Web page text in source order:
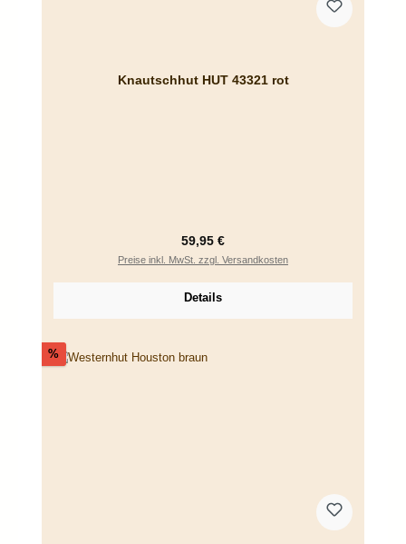
Knautschhut HUT 43321 rot
Regulärer Preis:
59,95 €
Preise inkl. MwSt. zzgl. Versandkosten
Details
%Rabatt